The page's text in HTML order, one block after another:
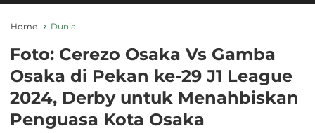
Home Dunia
Foto: Cerezo Osaka Vs Gamba
Osaka di Pekan ke-29 J1 League
2024, Derby untuk Menahbiskan
Penguasa Kota Osaka